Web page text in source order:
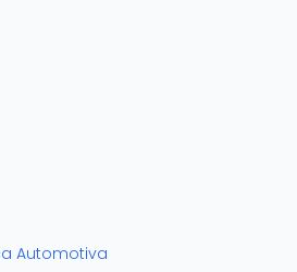
Automotiva